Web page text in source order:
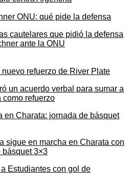
cautelares que pidió la defensa
ante la ONU
un acuerdo verbal para sumar a
como refuerzo
sigue en marcha en Charata con
básquet 3×3